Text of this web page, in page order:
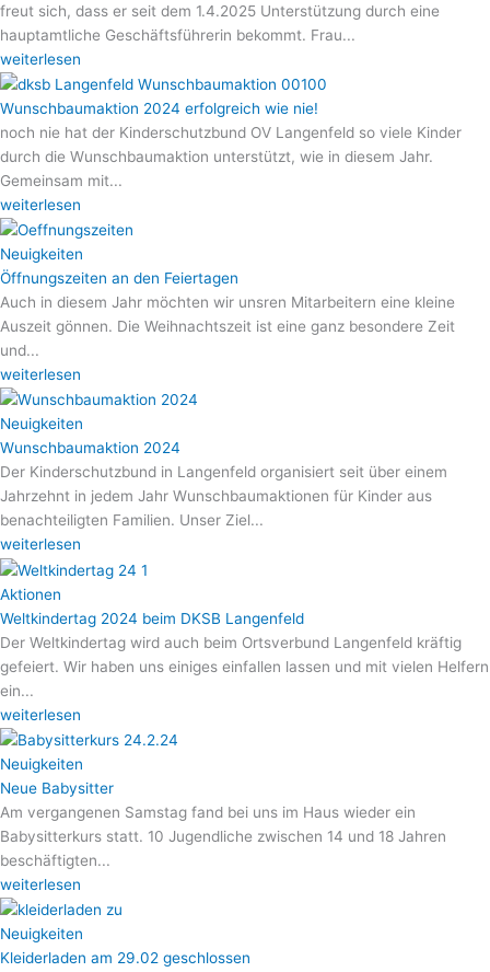
freut sich, dass er seit dem 1.4.2025 Unterstützung durch eine
hauptamtliche Geschäftsführerin bekommt. Frau...
weiterlesen
Wunschbaumaktion 2024 erfolgreich wie nie!
noch nie hat der Kinderschutzbund OV Langenfeld so viele Kinder
durch die Wunschbaumaktion unterstützt, wie in diesem Jahr.
Gemeinsam mit...
weiterlesen
Neuigkeiten
Öffnungszeiten an den Feiertagen
Auch in diesem Jahr möchten wir unsren Mitarbeitern eine kleine
Auszeit gönnen. Die Weihnachtszeit ist eine ganz besondere Zeit
und...
weiterlesen
Neuigkeiten
Wunschbaumaktion 2024
Der Kinderschutzbund in Langenfeld organisiert seit über einem
Jahrzehnt in jedem Jahr Wunschbaumaktionen für Kinder aus
benachteiligten Familien. Unser Ziel...
weiterlesen
Aktionen
Weltkindertag 2024 beim DKSB Langenfeld
Der Weltkindertag wird auch beim Ortsverbund Langenfeld kräftig
gefeiert. Wir haben uns einiges einfallen lassen und mit vielen Helfern
ein...
weiterlesen
Neuigkeiten
Neue Babysitter
Am vergangenen Samstag fand bei uns im Haus wieder ein
Babysitterkurs statt. 10 Jugendliche zwischen 14 und 18 Jahren
beschäftigten...
weiterlesen
Neuigkeiten
Kleiderladen am 29.02 geschlossen